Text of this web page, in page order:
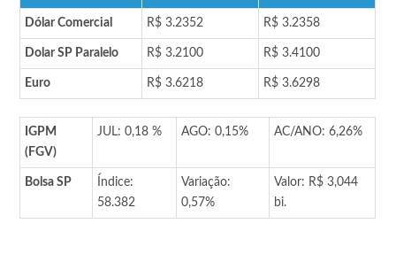
Dólar Comercial R$ 3.2352 R$ 3.2358
Dolar SP Paralelo R$ 3.2100 R$ 3.4100
Euro R$ 3.6218 R$ 3.6298
IGPM
(FGV)
JUL: 0,18 % AGO: 0,15% AC/ANO: 6,26%
Bolsa SP
Índice:
58.382
Variação:
0,57%
Valor: R$ 3,044
bi.